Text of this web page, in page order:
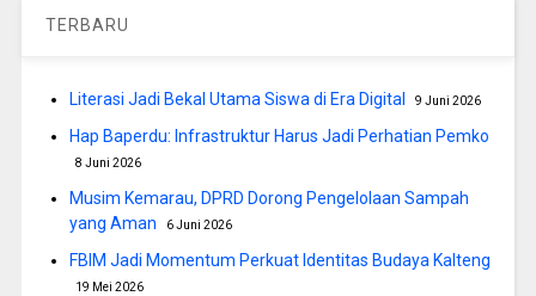
TERBARU
Literasi Jadi Bekal Utama Siswa di Era Digital 9 Juni 2026
Hap Baperdu: Infrastruktur Harus Jadi Perhatian Pemko
8 Juni 2026
Musim Kemarau, DPRD Dorong Pengelolaan Sampah
yang Aman
6 Juni 2026
FBIM Jadi Momentum Perkuat Identitas Budaya Kalteng
19 Mei 2026